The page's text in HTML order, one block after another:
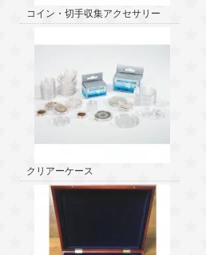
コイン・切手収集アクセサリー
クリアーケース